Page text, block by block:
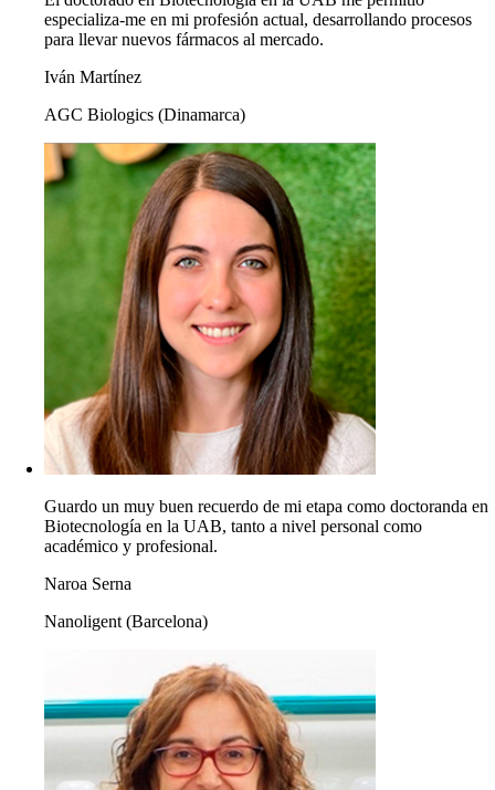
especializa-me en mi profesión actual, desarrollando procesos
para llevar nuevos fármacos al mercado.
Iván Martínez
AGC Biologics (Dinamarca)
Guardo un muy buen recuerdo de mi etapa como doctoranda en
Biotecnología en la UAB, tanto a nivel personal como
académico y profesional.
Naroa Serna
Nanoligent (Barcelona)